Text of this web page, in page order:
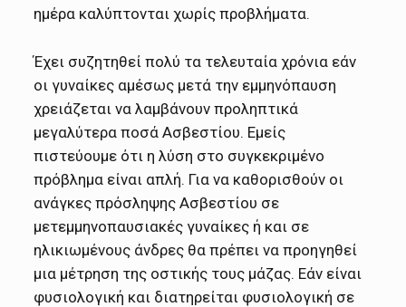
ημέρα καλύπτονται χωρίς προβλήματα.
Έχει συζητηθεί πολύ τα τελευταία χρόνια εάν
οι γυναίκες αμέσως μετά την εμμηνόπαυση
χρειάζεται να λαμβάνουν προληπτικά
μεγαλύτερα ποσά Ασβεστίου. Εμείς
πιστεύουμε ότι η λύση στο συγκεκριμένο
πρόβλημα είναι απλή. Για να καθορισθούν οι
ανάγκες πρόσληψης Ασβεστίου σε
μετεμμηνοπαυσιακές γυναίκες ή και σε
ηλικιωμένους άνδρες θα πρέπει να προηγηθεί
μια μέτρηση της οστικής τους μάζας. Εάν είναι
φυσιολογική και διατηρείται φυσιολογική σε